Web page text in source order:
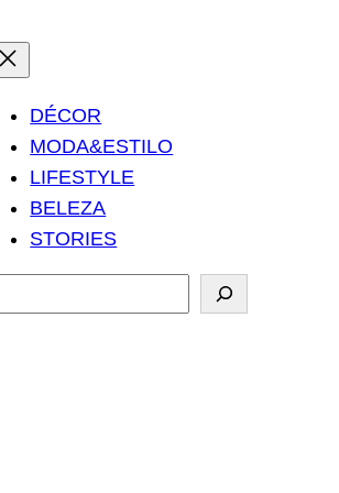
DÉCOR
MODA&ESTILO
LIFESTYLE
BELEZA
STORIES